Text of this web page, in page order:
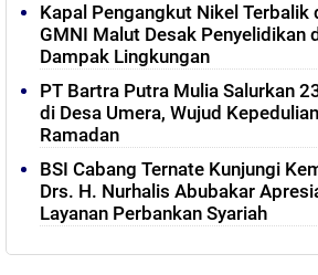
Kapal Pengangkut Nikel Terbalik
GMNI Malut Desak Penyelidikan
Dampak Lingkungan
PT Bartra Putra Mulia Salurkan
di Desa Umera, Wujud
Ramadan
BSI Cabang Ternate Kunjungi
Drs. H. Nurhalis Abubakar
Layanan Perbankan Syariah